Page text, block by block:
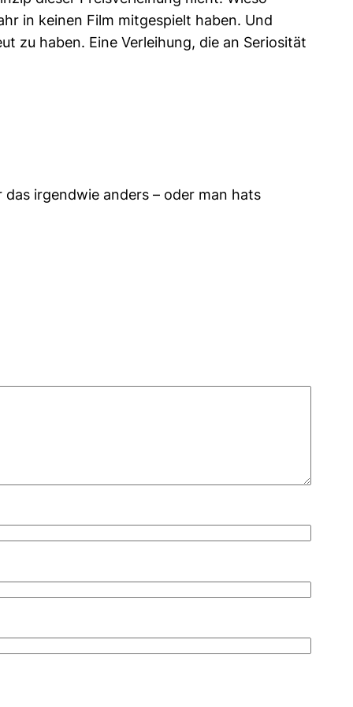
in keinen Film mitgespielt haben. Und
zu haben. Eine Verleihung, die an Seriosität
irgendwie anders – oder man hats